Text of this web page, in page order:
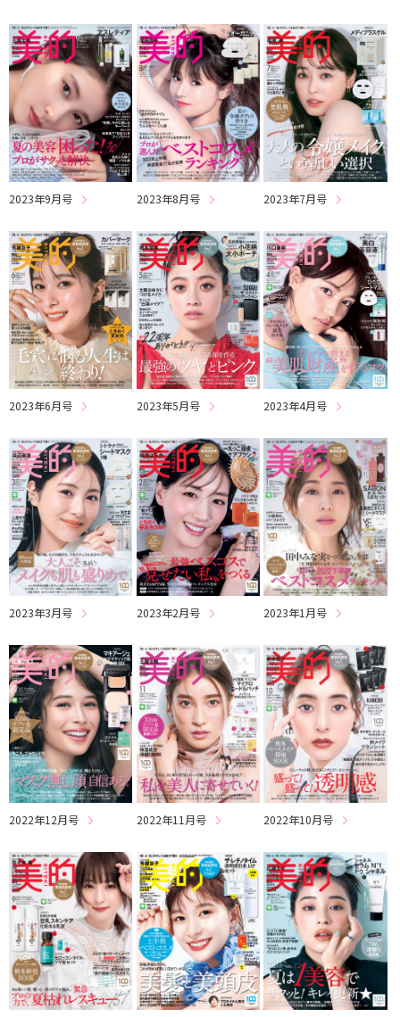
2023年9月号 2023年8月号 2023年7月号
2023年6月号 2023年5月号 2023年4月号
2023年3月号 2023年2月号 2023年1月号
2022年12月号 2022年11月号 2022年10月号